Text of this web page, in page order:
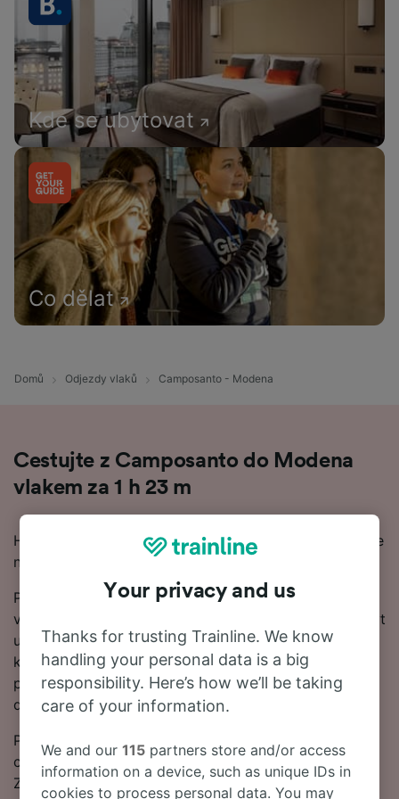
Kde se ubytovat
Co dělat
Domů Odjezdy vlaků Camposanto - Modena
Cestujte z Camposanto do Modena
vlakem za 1 h 23 m
Hledáte cestu z Camposanto do Modena vlakem? Jste
na správném místě!
Průměrná doba cesty z Camposanto do Modena
vlakem je 3 h 31 m, ale nejrychlejšími spoji to může být
už 1 h 23 m. Na 23 km mezi těmito dvěma místy jezdí
kolem 4 vlaků denně denně. Na této trase bude
potřeba 1 změna a do Modena jezdí kolem 4 vlaků
denně denně.
Pokud chcete získat nejlevnější jízdné, naplánujte si
cestu a zarezervujte vlakové jízdenky předem.
Začněte hledat v našem Plánovači cest a podívejte se
Your privacy and us
Thanks for trusting Trainline. We know
handling your personal data is a big
responsibility. Here’s how we’ll be taking
care of your information.
We and our115 partners store and/or access
information on a device, such as unique IDs in
cookies to process personal data. You may